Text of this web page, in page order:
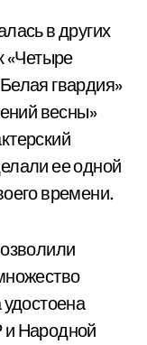
в других
«Четыре
гвардия»
весны»
ее одной
времени.
Народной